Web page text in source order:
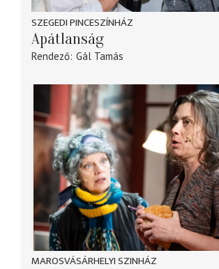
SZEGEDI PINCESZÍNHÁZ
Apátlanság
Rendező Gál Tamás
MAROSVÁSÁRHELYI SZINHÁZ